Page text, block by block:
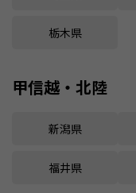
栃木県
甲信越・北陸
新潟県
福井県